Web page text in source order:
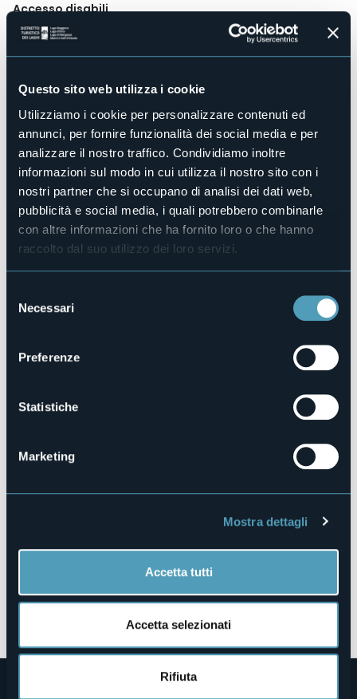
Questo sito web utilizza i cookie
Utilizziamo i cookie per personalizzare contenuti ed
annunci, per fornire funzionalità dei social media e per
analizzare il nostro traffico. Condividiamo inoltre
informazioni sul modo in cui utilizza il nostro sito con i
nostri partner che si occupano di analisi dei dati web,
pubblicità e social media, i quali potrebbero combinarle
con altre informazioni che ha fornito loro o che hanno
raccolto dal suo utilizzo dei loro servizi.
delNecessari
Preferenze
Statistiche
Marketing
Mostra dettagli
Accetta tutti
Accetta selezionati
Rifiuta
Accesso disabili
No
No
Sala congressi
No
Piscina
No
Animali ammessi
No
Appartamenti
Posti letto
6
E-mail
Telefono
103008-CIM-00011
Apri mappa